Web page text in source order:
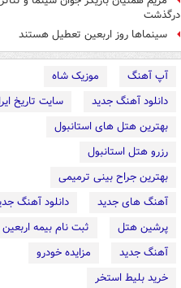
درگذشت
سینماها روز اربعین تعطیل هستند
آپ آهنگ
موزیک شاه
دانلود آهنگ جدید
سایت تاریخ
بهترین هتل های استانبول
رزرو هتل استانبول
بهترین جراح بینی ترمیمی
آهنگ های جدید
دانلود آهنگ
پرشین هتل
ثبت نام بیمه اربعین
آهنگ جدید
مزایده خودرو
خرید بلیط استخر